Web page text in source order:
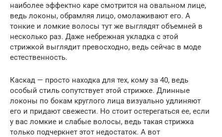
наиболее эффектно каре смотрится на овальном лице,
ведь локоны, обрамляя лицо, омолаживают его. А
тонкие и ломкие волосы тут же выглядят объемней в
несколько раз. Даже небрежная укладка с этой
стрижкой выглядит превосходно, ведь сейчас в моде
естественность.
Каскад — просто находка для тех, кому за 40, ведь
особый стиль сопутствует этой стрижке. Длинные
локоны по бокам круглого лица визуально удлиняют
его и придают свежести. Но стоит остерегаться ее, если
у вас ломкие и слабые волосы, ведь такая стрижка
только подчеркнет этот недостаток. А вот